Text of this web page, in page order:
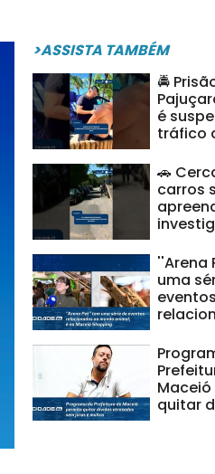
>ASSISTA TAMBÉM
🚔
é
tráfico
🚗
carros
''Arena
uma
eventos
Maceió
quitar